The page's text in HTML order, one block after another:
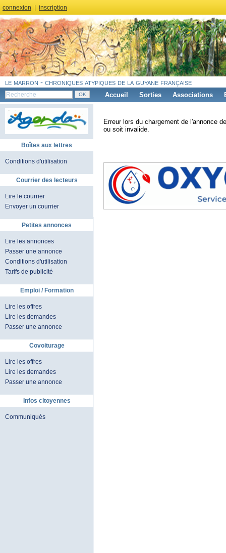
connexion inscription
le marron - chroniques atypiques de la guyane française
Accueil Sorties Associations
Boîtes aux lettres
Conditions d'utilisation
Courrier des lecteurs
Lire le courrier
Envoyer un courrier
Petites annonces
Lire les annonces
Passer une annonce
Conditions d'utilisation
Tarifs de publicité
Emploi / Formation
Lire les offres
Lire les demandes
Passer une annonce
Covoiturage
Lire les offres
Lire les demandes
Passer une annonce
Infos citoyennes
Communiqués
Erreur lors du chargement de l'annonce
ou soit invalide.